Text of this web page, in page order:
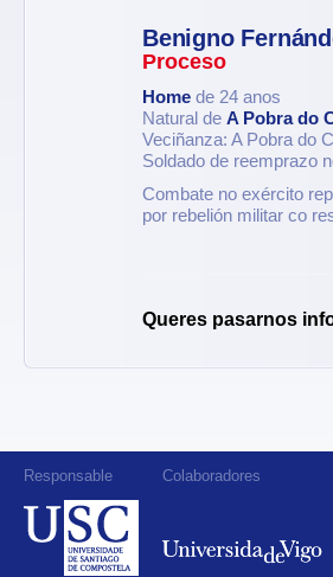
Benigno
Proceso
Home de 24 anos
Natural de A Pobra do
Veciñanza: A Pobra do
Soldado de reemprazo
Combate no exército
por rebelión militar co
Queres pasarnos
Responsable Colaboradores